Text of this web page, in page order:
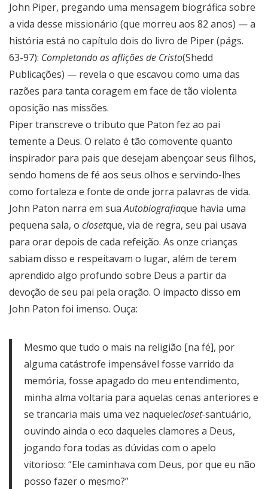
John Piper, pregando uma mensagem biográfica sobre
a vida desse missionário (que morreu aos 82 anos) — a
história está no capítulo dois do livro de Piper (págs.
63-97): Completando as aflições de Cristo(Shedd
Publicações) — revela o que escavou como uma das
razões para tanta coragem em face de tão violenta
oposição nas missões.
Piper transcreve o tributo que Paton fez ao pai
temente a Deus. O relato é tão comovente quanto
inspirador para pais que desejam abençoar seus filhos,
sendo homens de fé aos seus olhos e servindo-lhes
como fortaleza e fonte de onde jorra palavras de vida.
John Paton narra em suaAutobiografiaque havia uma
pequena sala, o closetque, via de regra, seu pai usava
para orar depois de cada refeição. As onze crianças
sabiam disso e respeitavam o lugar, além de terem
aprendido algo profundo sobre Deus a partir da
devoção de seu pai pela oração. O impacto disso em
John Paton foi imenso. Ouça:
Mesmo que tudo o mais na religião [na fé], por
alguma catástrofe impensável fosse varrido da
memória, fosse apagado do meu entendimento,
minha alma voltaria para aquelas cenas anteriores e
se trancaria mais uma vez naquelecloset-santuário,
ouvindo ainda o eco daqueles clamores a Deus,
jogando fora todas as dúvidas com o apelo
vitorioso: “Ele caminhava com Deus, por que eu não
posso fazer o mesmo?”